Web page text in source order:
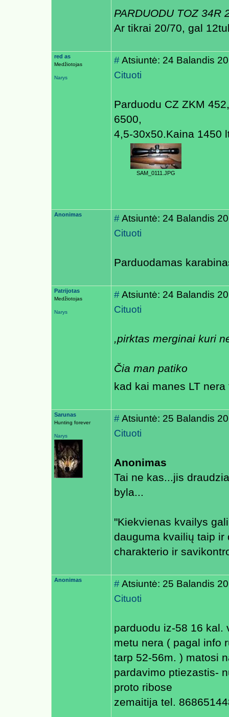
PARDUODU TOZ 34R
Ar tikrai 20/70, gal
red as
Medžiotojas
Narys
#Atsiuntė: 24 Balandis
Cituoti
Parduodu CZ ZKM
6500,
4,5-30x50.Kaina 1450
SAM_0111.JPG
Anonimas #Atsiuntė: 24 Balandis
Cituoti
Parduodamas
Patrijotas
Medžiotojas
Narys
#Atsiuntė: 24 Balandis
Cituoti
,pirktas merginai kuri
Čia man patiko
kad kai manes LT
Sarunas
Hunting forever
Narys
#Atsiuntė: 25 Balandis
Cituoti
Anonimas
Tai ne kas...jis
byla...
"Kiekvienas kvailys
dauguma kvailių taip ir
charakterio ir
Anonimas #Atsiuntė: 25 Balandis
Cituoti
parduodu iz-58 16 kal.
metu nera ( pagal info
tarp 52-56m. ) matosi
pardavimo ptiezastis-
proto ribose
zemaitija tel.